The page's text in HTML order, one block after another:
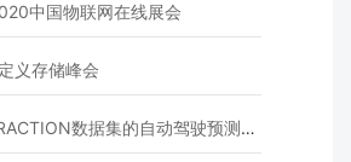
中国物联网在线展会
义存储峰会
数据集的自动驾驶预测模型挑战赛